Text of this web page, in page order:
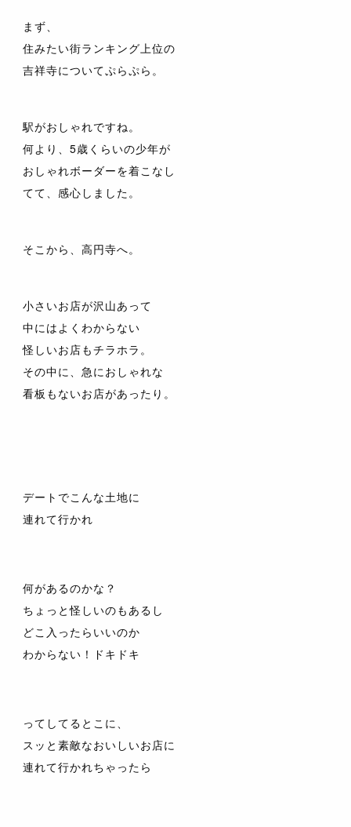
まず、
住みたい街ランキング上位の
吉祥寺についてぷらぷら。
駅がおしゃれですね。
何より、5歳くらいの少年が
おしゃれボーダーを着こなし
てて、感心しました。
そこから、高円寺へ。
小さいお店が沢山あって
中にはよくわからない
怪しいお店もチラホラ。
その中に、急におしゃれな
看板もないお店があったり。
デートでこんな土地に
連れて行かれ
何があるのかな？
ちょっと怪しいのもあるし
どこ入ったらいいのか
わからない！ドキドキ
ってしてるとこに、
スッと素敵なおいしいお店に
連れて行かれちゃったら